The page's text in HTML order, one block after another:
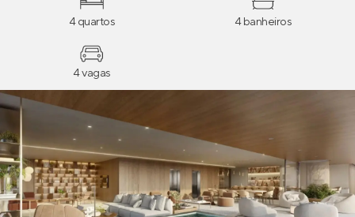
4 quartos 4 banheiros
4 vagas